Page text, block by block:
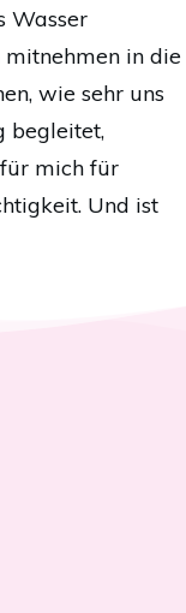
Wasser
mitnehmen in die
wie sehr uns
begleitet,
mich für
Und ist